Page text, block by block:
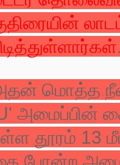
மொத்த
அமைப்பின்
தூரம் 13
போன்ற